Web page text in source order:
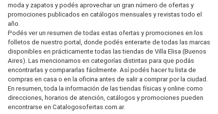
moda y zapatos y podés aprovechar un gran número de ofertas y
promociones publicados en catálogos mensuales y revistas todo el
año.
Podés ver un resumen de todas estas ofertas y promociones en los
folletos de nuestro portal, donde podés enterarte de todas las marcas
disponibles en prácticamente todas las tiendas de Villa Elisa (Buenos
Aires). Las mencionamos en categorías distintas para que podás
encontrarlas y compararlas fácilmente. Así podés hacer tu lista de
compras en casa o en la oficina antes de salir a comprar por la ciudad.
En resumen, toda la información de las tiendas físicas y online como
direcciones, horarios de atención, catálogos y promociones pueden
encontrarse en Catalogosofertas.com.ar.